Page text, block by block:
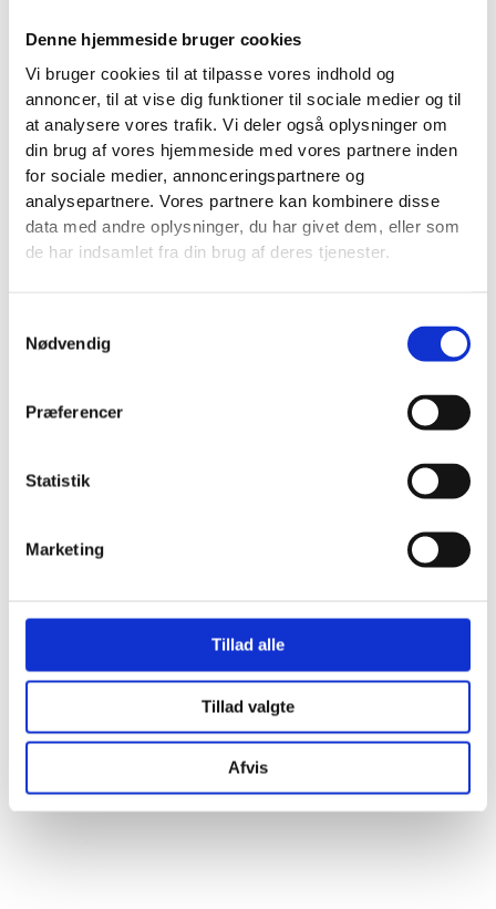
Denne hjemmeside bruger cookies
Vi bruger cookies til at tilpasse vores indhold og
annoncer, til at vise dig funktioner til sociale medier og til
at analysere vores trafik. Vi deler også oplysninger om
din brug af vores hjemmeside med vores partnere inden
for sociale medier, annonceringspartnere og
analysepartnere. Vores partnere kan kombinere disse
data med andre oplysninger, du har givet dem, eller som
de har indsamlet fra din brug af deres tjenester.
Nødvendig
Præferencer
Statistik
Marketing
Tillad alle
Tillad valgte
Afvis
brandidentitet for at skabe en skræddersyet plan, der
passer perfekt til din butik. Vores dygtige team sørger
for en gnidningsfri proces, hvor vi forvandler dine rum
og vinduer til inspirerende oplevelser. Efter stylingen
kigger vi på resultaterne og laver de justeringer, der
skal til for at få det bedste ud af din butik.
Referencer Om os